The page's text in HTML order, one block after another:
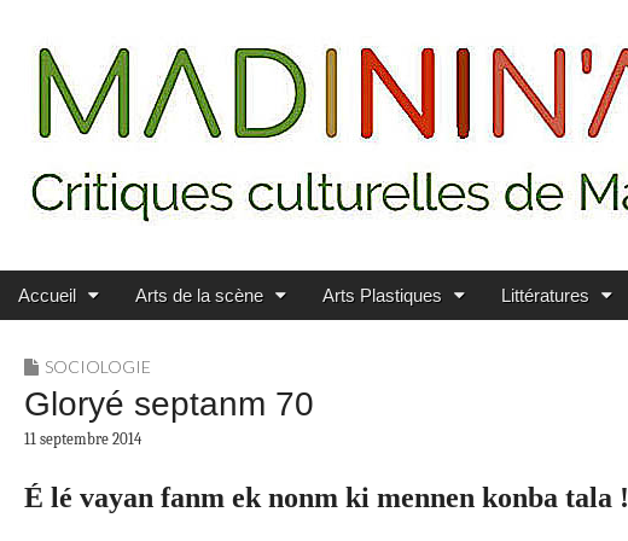
MADININ'ART
Main menu
Skip to content
Accueil Arts de la scène Arts Plastiques Littératures
SOCIOLOGIE
Gloryé septanm 70
11 septembre 2014
É lé vayan fanm ek nonm ki mennen konba tala !